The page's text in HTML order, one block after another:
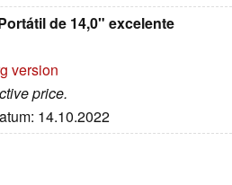
de 14,0" excelente
version
price.
14.10.2022